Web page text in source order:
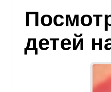
детей